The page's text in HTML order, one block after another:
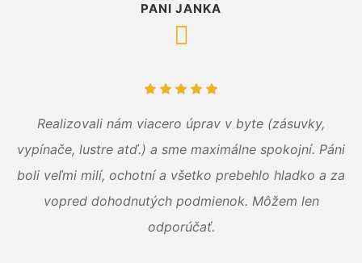
PANI JANKA
Realizovali nám viacero úprav v byte (zásuvky,
vypínače, lustre atď.) a sme maximálne spokojní. Páni
boli veľmi milí, ochotní a všetko prebehlo hladko a za
vopred dohodnutých podmienok. Môžem len
odporúčať.